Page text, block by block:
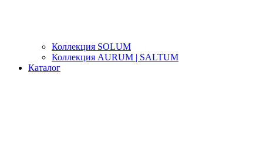
Коллекция SOLUM
Коллекция AURUM | SALTUM
Каталог